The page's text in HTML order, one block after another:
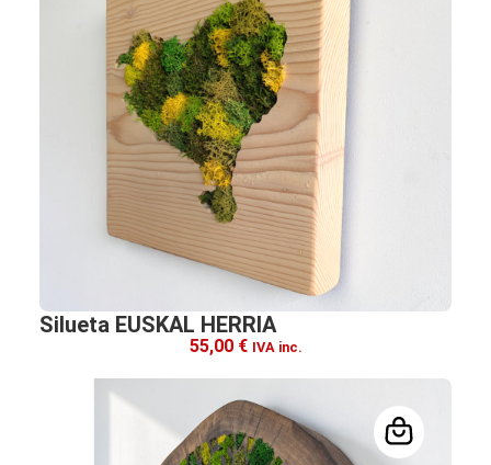
Silueta EUSKAL HERRIA
55,00 € IVA inc.